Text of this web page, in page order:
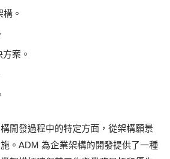
。
案。
開發過程中的特定方面，從架構願景
。ADM 為企業架構的開發提供了一種